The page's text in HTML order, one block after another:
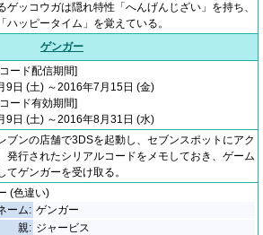
ゲッコウガは隠れ特性「へんげんじざい」を持ち、
ハッピータイム」を覚えている。
ゲンガー
ード配信期間]
9日 (土) ～2016年7月15日 (金)
ード有効期間]
9日 (土) ～2016年8月31日 (水)
ブンの店舗で3DSを起動し、セブンスポットにアク
発行されたシリアルコードをメモしておき、ゲーム
てゲンガーを受け取る。
(色違い)
ーム: ゲンガー
親: ジャービス